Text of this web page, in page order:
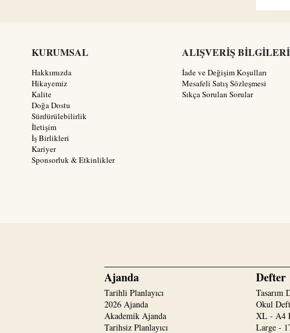
KURUMSAL
Hakkımızda
Hikayemiz
Kalite
Doğa Dostu
Sürdürülebilirlik
İletişim
İş Birlikleri
Kariyer
Sponsorluk & Etkinlikler
ALIŞVERİŞ BİLGİLERİ
İade ve Değişim Koşulları
Mesafeli Satış Sözleşmesi
Sıkça Sorulan Sorular
Ajanda
Tarihli Planlayıcı
2026 Ajanda
Akademik Ajanda
Tarihsiz Planlayıcı
Defter
Tasarım
Okul
XL - A4
Large -